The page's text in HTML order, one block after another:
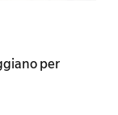
per